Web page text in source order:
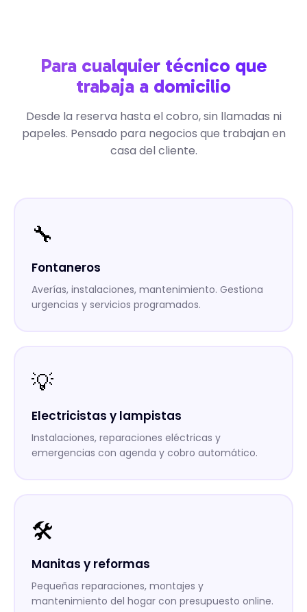
Para cualquier técnico que
trabaja a domicilio
Desde la reserva hasta el cobro, sin llamadas ni
papeles. Pensado para negocios que trabajan en
casa del cliente.
🔧
Fontaneros
Averías, instalaciones, mantenimiento. Gestiona
urgencias y servicios programados.
💡
Electricistas y lampistas
Instalaciones, reparaciones eléctricas y
emergencias con agenda y cobro automático.
🛠️
Manitas y reformas
Pequeñas reparaciones, montajes y
mantenimiento del hogar con presupuesto online.